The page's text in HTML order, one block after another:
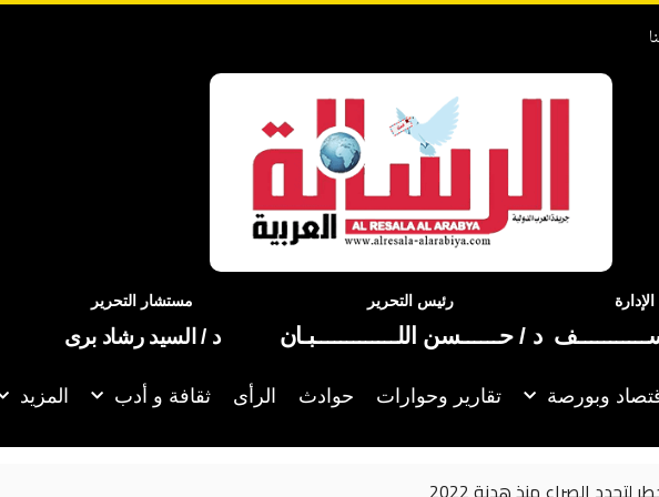
رئيس التحرير
د / حــــــسن اللـــــــــــــبـان
مستشار التحرير
د / السيد رشاد برى
وبورصة تقارير وحوارات حوادث الرأى ثقافة و أدب المزيد